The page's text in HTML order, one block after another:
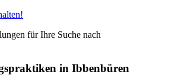
für Ihre Suche nach
in Ibbenbüren